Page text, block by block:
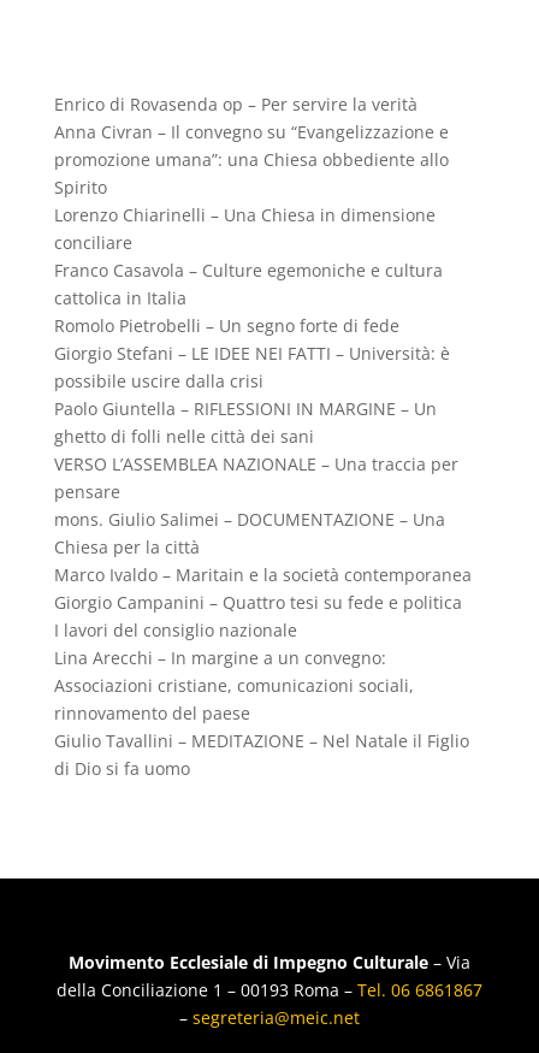
Enrico di Rovasenda op – Per servire la verità
Anna Civran – Il convegno su “Evangelizzazione e
promozione umana”: una Chiesa obbediente allo
Spirito
Lorenzo Chiarinelli – Una Chiesa in dimensione
conciliare
Franco Casavola – Culture egemoniche e cultura
cattolica in Italia
Romolo Pietrobelli – Un segno forte di fede
Giorgio Stefani – LE IDEE NEI FATTI – Università: è
possibile uscire dalla crisi
Paolo Giuntella – RIFLESSIONI IN MARGINE – Un
ghetto di folli nelle città dei sani
VERSO L’ASSEMBLEA NAZIONALE – Una traccia per
pensare
mons. Giulio Salimei – DOCUMENTAZIONE – Una
Chiesa per la città
Marco Ivaldo – Maritain e la società contemporanea
Giorgio Campanini – Quattro tesi su fede e politica
I lavori del consiglio nazionale
Lina Arecchi – In margine a un convegno:
Associazioni cristiane, comunicazioni sociali,
rinnovamento del paese
Giulio Tavallini – MEDITAZIONE – Nel Natale il Figlio
di Dio si fa uomo
Movimento Ecclesiale di Impegno Culturale– Via
della Conciliazione 1 – 00193 Roma – Tel. 06 6861867
– segreteria@meic.net